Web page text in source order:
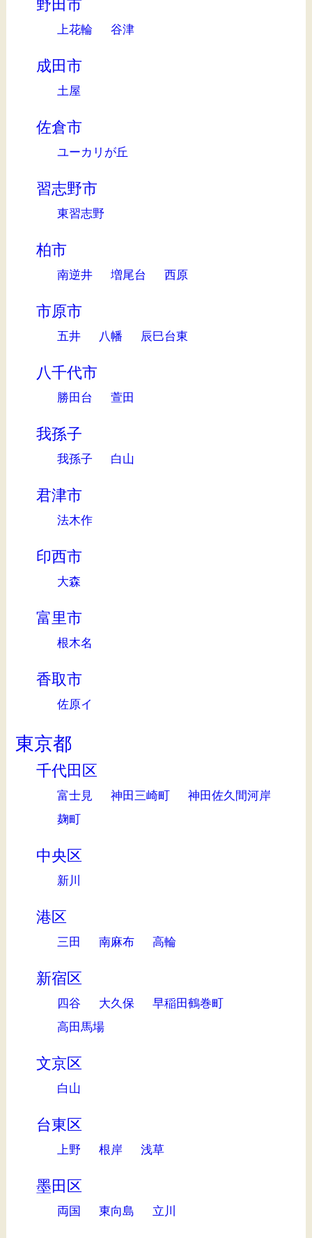
野田市
上花輪 谷津
成田市
土屋
佐倉市
ユーカリが丘
習志野市
東習志野
柏市
南逆井 増尾台 西原
市原市
五井 八幡 辰巳台東
八千代市
勝田台 萱田
我孫子
我孫子 白山
君津市
法木作
印西市
大森
富里市
根木名
香取市
佐原イ
東京都
千代田区
富士見 神田三崎町
神田佐久間河岸
麹町
中央区
新川
港区
三田 南麻布 高輪
新宿区
四谷 大久保
早稲田鶴巻町
高田馬場
文京区
白山
台東区
上野 根岸 浅草
墨田区
両国 東向島 立川